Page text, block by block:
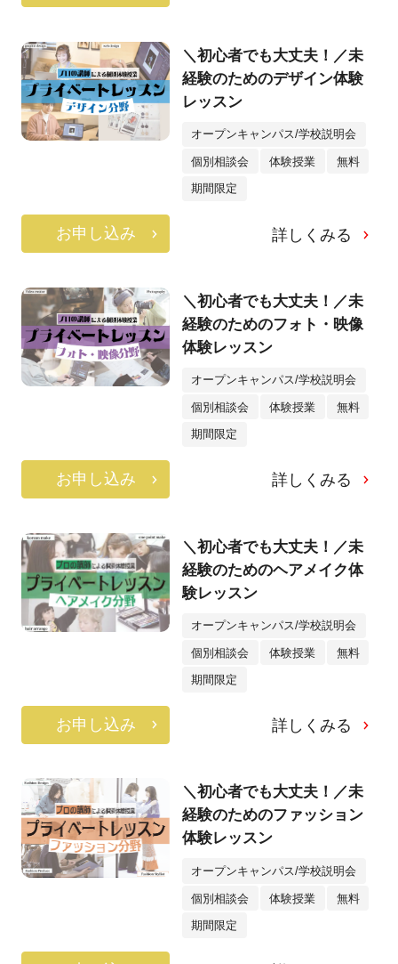
＼初心者でも大丈夫！／未
経験のためのデザイン体験
レッスン
オープンキャンパス/学校説明会
個別相談会 体験授業 無料
期間限定
お申し込み 詳しくみる
＼初心者でも大丈夫！／未
経験のためのフォト・映像
体験レッスン
オープンキャンパス/学校説明会
個別相談会 体験授業 無料
期間限定
お申し込み 詳しくみる
＼初心者でも大丈夫！／未
経験のためのヘアメイク体
験レッスン
オープンキャンパス/学校説明会
個別相談会 体験授業 無料
期間限定
お申し込み 詳しくみる
＼初心者でも大丈夫！／未
経験のためのファッション
体験レッスン
オープンキャンパス/学校説明会
個別相談会 体験授業 無料
期間限定